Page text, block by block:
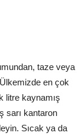
taze veya
en çok
litre kaynamış
sarı kantaron
Sıcak ya da